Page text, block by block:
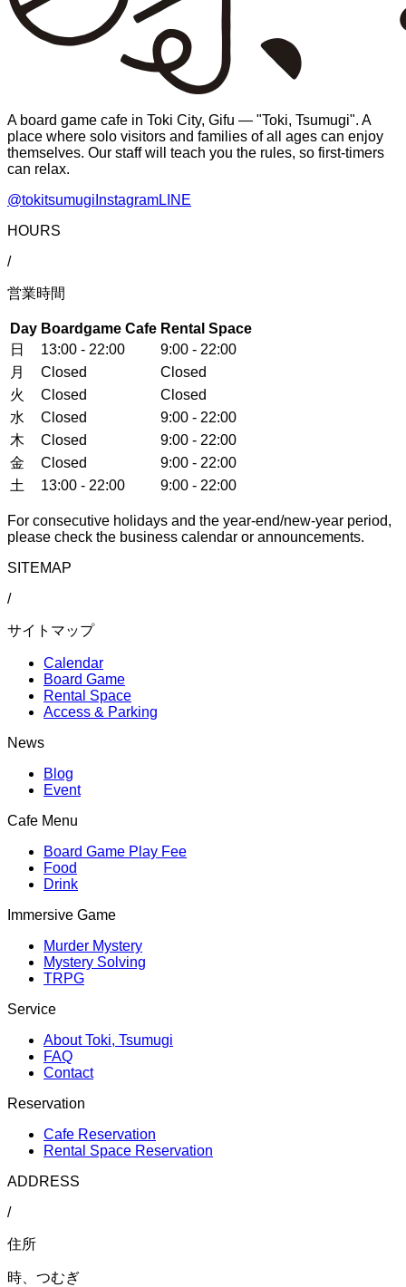
A board game cafe in Toki City, Gifu — "Toki, Tsumugi". A
place where solo visitors and families of all ages can enjoy
themselves. Our staff will teach you the rules, so first-timers
can relax.
@tokitsumugi InstagramLINE
HOURS
/
営業時間
Day Boardgame Cafe Rental Space
日
13:00 - 22:00
9:00 - 22:00
月
Closed
Closed
火
Closed
Closed
水
Closed
9:00 - 22:00
木
Closed
9:00 - 22:00
金
Closed
9:00 - 22:00
土
13:00 - 22:00 9:00 - 22:00
For consecutive holidays and the year-end/new-year period,
please check the business calendar or announcements.
SITEMAP
/
サイトマップ
Calendar
Board Game
Rental Space
Access & Parking
News
Blog
Event
Cafe Menu
Board Game Play Fee
Food
Drink
Immersive Game
Murder Mystery
Mystery Solving
TRPG
Service
About Toki, Tsumugi
FAQ
Contact
Reservation
Cafe Reservation
Rental Space Reservation
ADDRESS
/
住所
時、つむぎ